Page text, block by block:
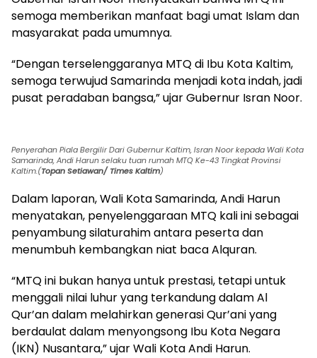
semoga memberikan manfaat bagi umat Islam dan
masyarakat pada umumnya.
“Dengan terselenggaranya MTQ di Ibu Kota Kaltim,
semoga terwujud Samarinda menjadi kota indah, jadi
pusat peradaban bangsa,” ujar Gubernur Isran Noor.
Penyerahan Piala Bergilir Dari Gubernur Kaltim, Isran Noor kepada Wali Kota
Samarinda, Andi Harun selaku tuan rumah MTQ Ke-43 Tingkat Provinsi
Kaltim.(Topan Setiawan/ Times Kaltim)
Dalam laporan, Wali Kota Samarinda, Andi Harun
menyatakan, penyelenggaraan MTQ kali ini sebagai
penyambung silaturahim antara peserta dan
menumbuh kembangkan niat baca Alquran.
“MTQ ini bukan hanya untuk prestasi, tetapi untuk
menggali nilai luhur yang terkandung dalam Al
Qur’an dalam melahirkan generasi Qur’ani yang
berdaulat dalam menyongsong Ibu Kota Negara
(IKN) Nusantara,” ujar Wali Kota Andi Harun.